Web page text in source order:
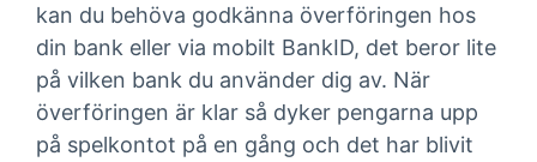
kan du behöva godkänna överföringen hos
din bank eller via mobilt BankID, det beror lite
på vilken bank du använder dig av. När
överföringen är klar så dyker pengarna upp
på spelkontot på en gång och det har blivit